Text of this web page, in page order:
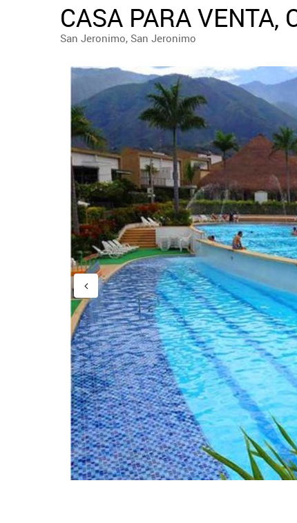
CASA PARA VENTA,
San Jeronimo, San Jeronimo